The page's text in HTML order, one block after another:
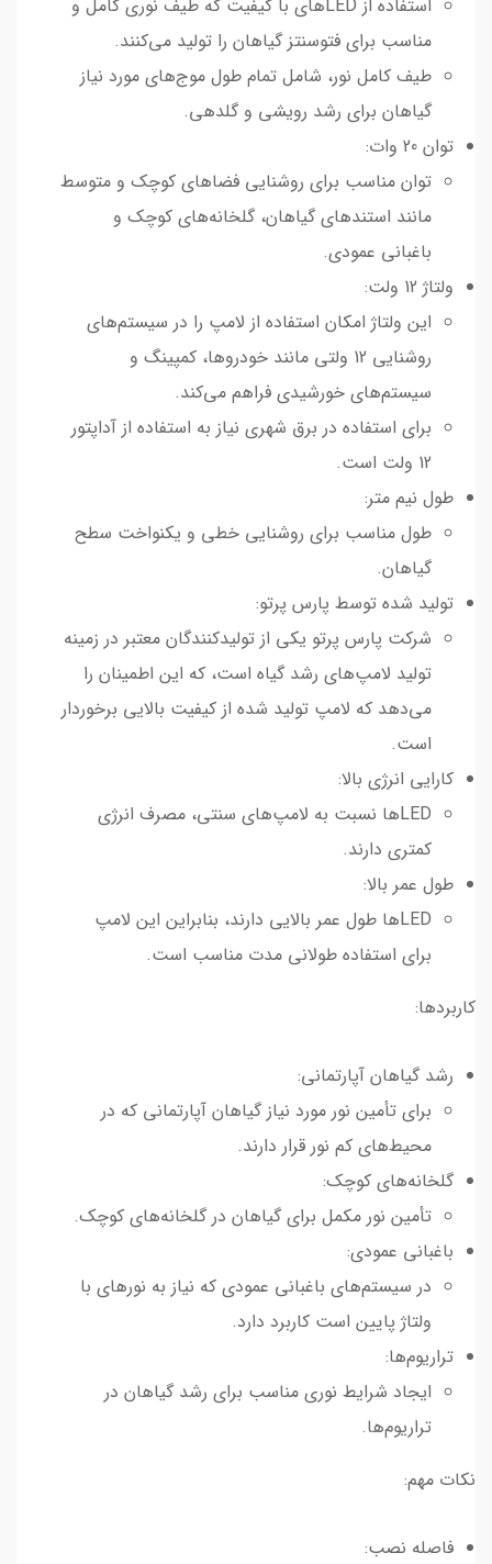
استفاده از LEDهای با کیفیت که طیف نوری کامل و
مناسب برای فتوسنتز گیاهان را تولید می‌کنند.
طیف کامل نور، شامل تمام طول موج‌های مورد نیاز
گیاهان برای رشد رویشی و گلدهی.
توان 20 وات:
توان مناسب برای روشنایی فضاهای کوچک و متوسط
مانند استندهای گیاهان، گلخانه‌های کوچک و
باغبانی عمودی.
ولتاژ 12 ولت:
این ولتاژ امکان استفاده از لامپ را در سیستم‌های
روشنایی 12 ولتی مانند خودروها، کمپینگ و
سیستم‌های خورشیدی فراهم می‌کند.
برای استفاده در برق شهری نیاز به استفاده از آداپتور
12 ولت است.
طول نیم متر:
طول مناسب برای روشنایی خطی و یکنواخت سطح
گیاهان.
تولید شده توسط پارس پرتو:
شرکت پارس پرتو یکی از تولیدکنندگان معتبر در زمینه
تولید لامپ‌های رشد گیاه است، که این اطمینان را
می‌دهد که لامپ تولید شده از کیفیت بالایی برخوردار
است.
کارایی انرژی بالا:
LEDها نسبت به لامپ‌های سنتی، مصرف انرژی
کمتری دارند.
طول عمر بالا:
LEDها طول عمر بالایی دارند، بنابراین این لامپ
برای استفاده طولانی مدت مناسب است.
کاربردها:
رشد گیاهان آپارتمانی:
برای تأمین نور مورد نیاز گیاهان آپارتمانی که در
محیط‌های کم نور قرار دارند.
گلخانه‌های کوچک:
تأمین نور مکمل برای گیاهان در گلخانه‌های کوچک.
باغبانی عمودی:
در سیستم‌های باغبانی عمودی که نیاز به نورهای با
ولتاژ پایین است کاربرد دارد.
تراریوم‌ها:
ایجاد شرایط نوری مناسب برای رشد گیاهان در
تراریوم‌ها.
نکات مهم:
فاصله نصب: